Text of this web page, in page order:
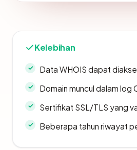
Kelebihan
Data WHOIS dapat
Domain muncul dalam log
Sertifikat SSL/TLS yang
Beberapa tahun riwayat